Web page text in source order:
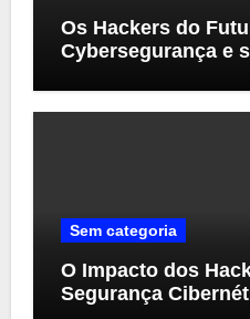
Os Hackers do
Cybersegurança e
Sem categoria
O Impacto dos
Segurança